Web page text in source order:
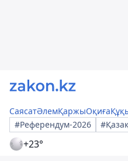
СаясатӘлемҚаржыОқиға
#Референдум-2026
+23°